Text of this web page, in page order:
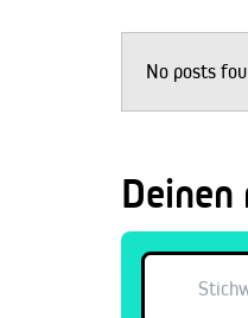
No posts